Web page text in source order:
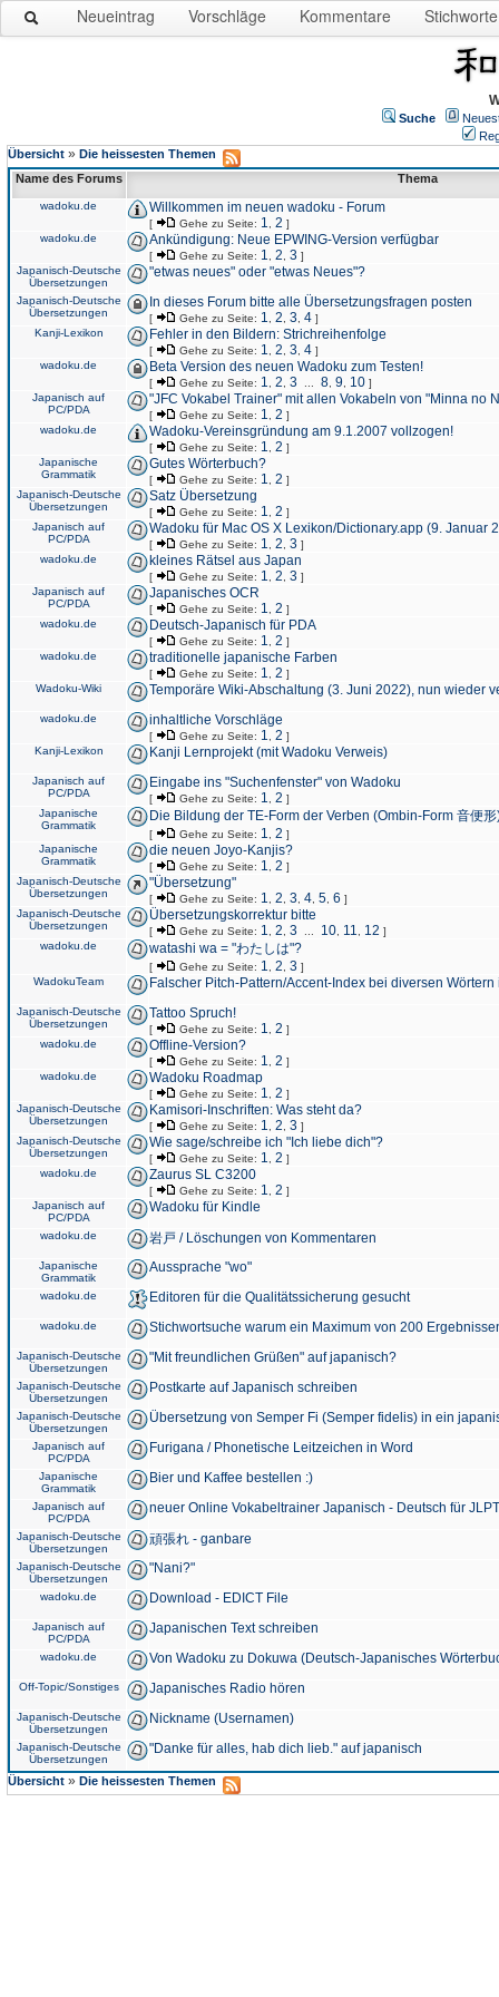
Neueintrag Vorschläge Kommentare Stichworte
Suche
Übersicht » Die heissesten Themen
Name des Forums
Thema
wadoku.de Willkommen im neuen wadoku - Forum
[ Gehe zu Seite: 1 2 ]
wadoku.de
Ankündigung: Neue EPWING-Version verfügbar
[ Gehe zu Seite: 1 2 3 ]
Japanisch-Deutsche
Übersetzungen
"etwas neues" oder "etwas Neues"?
Japanisch-Deutsche
Übersetzungen
In dieses Forum bitte alle Übersetzungsfragen posten
[ Gehe zu Seite: 1 2 3 4 ]
Kanji-Lexikon
Fehler in den Bildern: Strichreihenfolge
[ Gehe zu Seite: 1 2 3 4 ]
wadoku.de
Beta Version des neuen Wadoku zum Testen!
[ Gehe zu Seite: 1 2 3 8 9 10 ]
Japanisch auf
PC/PDA
"JFC Vokabel Trainer" mit allen Vokabeln von "Minna no
[ Gehe zu Seite: 1 2 ]
wadoku.de
Wadoku-Vereinsgründung am 9.1.2007 vollzogen!
[ Gehe zu Seite: 1 2 ]
Japanische
Grammatik
Gutes Wörterbuch?
[ Gehe zu Seite: 1 2 ]
Japanisch-Deutsche
Übersetzungen
Satz Übersetzung
[ Gehe zu Seite: 1 2 ]
Japanisch auf
PC/PDA
Wadoku für Mac OS X Lexikon/Dictionary.app (9. Januar
[ Gehe zu Seite: 1 2 3 ]
wadoku.de
kleines Rätsel aus Japan
[ Gehe zu Seite: 1 2 3 ]
Japanisch auf
PC/PDA
Japanisches OCR
[ Gehe zu Seite: 1 2 ]
wadoku.de
Deutsch-Japanisch für PDA
[ Gehe zu Seite: 1 2 ]
wadoku.de
traditionelle japanische Farben
[ Gehe zu Seite: 1 2 ]
Wadoku-Wiki
Temporäre Wiki-Abschaltung (3. Juni 2022), nun wieder
wadoku.de inhaltliche Vorschläge
[ Gehe zu Seite: 1 2 ]
Kanji-Lexikon
Kanji Lernprojekt (mit Wadoku Verweis)
Japanisch auf
PC/PDA
Eingabe ins "Suchenfenster" von Wadoku
[ Gehe zu Seite: 1 2 ]
Japanische
Grammatik
Die Bildung der TE-Form der Verben (Ombin-Form 音便形
[ Gehe zu Seite: 1 2 ]
Japanische
Grammatik
die neuen Joyo-Kanjis?
[ Gehe zu Seite: 1 2 ]
Japanisch-Deutsche
Übersetzungen
"Übersetzung"
[ Gehe zu Seite: 1 2 3 4 5 6 ]
Japanisch-Deutsche
Übersetzungen
Übersetzungskorrektur bitte
[ Gehe zu Seite: 1 2 3 10 11 12 ]
wadoku.de
watashi wa = "わたしは"?
[ Gehe zu Seite: 1 2 3 ]
WadokuTeam
Falscher Pitch-Pattern/Accent-Index bei diversen
Japanisch-Deutsche
Übersetzungen
Tattoo Spruch!
[ Gehe zu Seite: 1 2 ]
wadoku.de
Offline-Version?
[ Gehe zu Seite: 1 2 ]
wadoku.de
Wadoku Roadmap
[ Gehe zu Seite: 1 2 ]
Japanisch-Deutsche
Übersetzungen
Kamisori-Inschriften: Was steht da?
[ Gehe zu Seite: 1 2 3 ]
Japanisch-Deutsche
Übersetzungen
Wie sage/schreibe ich "Ich liebe dich"?
[ Gehe zu Seite: 1 2 ]
wadoku.de
Zaurus SL C3200
[ Gehe zu Seite: 1 2 ]
Japanisch auf
PC/PDA
Wadoku für Kindle
wadoku.de 岩戸 / Löschungen von Kommentaren
Japanische
Grammatik
Aussprache "wo"
wadoku.de Editoren für die Qualitätssicherung gesucht
wadoku.de Stichwortsuche warum ein Maximum von 200
Japanisch-Deutsche
Übersetzungen
"Mit freundlichen Grüßen" auf japanisch?
Japanisch-Deutsche
Übersetzungen
Postkarte auf Japanisch schreiben
Japanisch-Deutsche
Übersetzungen
Übersetzung von Semper Fi (Semper fidelis) in ein
Japanisch auf
PC/PDA
Furigana / Phonetische Leitzeichen in Word
Japanische
Grammatik
Bier und Kaffee bestellen :)
Japanisch auf
PC/PDA
neuer Online Vokabeltrainer Japanisch - Deutsch für
Japanisch-Deutsche
Übersetzungen
頑張れ - ganbare
Japanisch-Deutsche
Übersetzungen
"Nani?"
wadoku.de Download - EDICT File
Japanisch auf
PC/PDA
Japanischen Text schreiben
wadoku.de Von Wadoku zu Dokuwa (Deutsch-Japanisches
Off-Topic/Sonstiges Japanisches Radio hören
Japanisch-Deutsche
Übersetzungen
Nickname (Usernamen)
Japanisch-Deutsche
Übersetzungen
"Danke für alles, hab dich lieb." auf japanisch
Übersicht » Die heissesten Themen